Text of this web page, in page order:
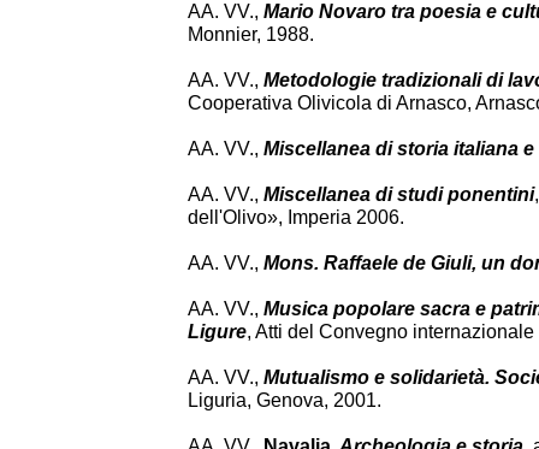
AA. VV., Mario Novaro tra poesia e
Monnier, 1988.
AA. VV., Metodologie tradizionali di
Cooperativa Olivicola di Arnasco,
AA. VV., Miscellanea di storia italiana
AA. VV., Miscellanea di studi ponentini
dell'Olivo», Imperia 2006.
AA. VV., Mons. Raffaele de Giuli, un
AA. VV., Musica popolare sacra e
Ligure, Atti del Convegno
AA. VV., Mutualismo e solidarietà.
Liguria, Genova, 2001.